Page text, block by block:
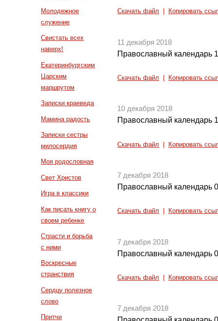
Молодежное
служение
Свистать всех
наверх!
Екатеринбургским
Царским
маршрутом
Записки краеведа
Мамина радость
Записки сестры
милосердия
Моя родословная
Свет Христов
Игра в классики
Как писать книгу о
своем ребенке
Страсти и борьба
с ними
Воскресные
странствия
Сердцу полезное
слово
Притчи
Скачать файл Копировать
11 декабря 2018
Православный календарь
Скачать файл Копировать
10 декабря 2018
Православный календарь
Скачать файл Копировать
7 декабря 2018
Православный календарь
Скачать файл Копировать
7 декабря 2018
Православный календарь
Скачать файл Копировать
7 декабря 2018